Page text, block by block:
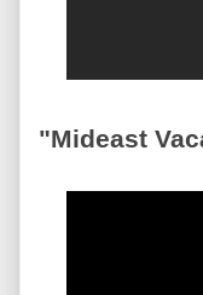
"Mideast